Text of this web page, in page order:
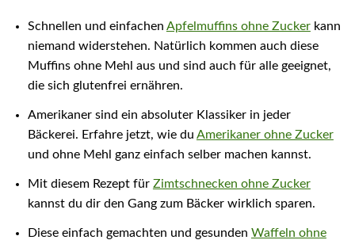
Schnellen und einfachen Apfelmuffins ohne Zuckerkann
niemand widerstehen. Natürlich kommen auch diese
Muffins ohne Mehl aus und sind auch für alle geeignet,
die sich glutenfrei ernähren.
Amerikaner sind ein absoluter Klassiker in jeder
Bäckerei. Erfahre jetzt, wie du Amerikaner ohne Zucker
und ohne Mehl ganz einfach selber machen kannst.
Mit diesem Rezept für Zimtschnecken ohne Zucker
kannst du dir den Gang zum Bäcker wirklich sparen.
Diese einfach gemachten und gesunden Waffeln ohne